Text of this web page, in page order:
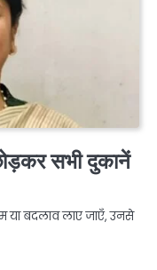
सभी दुकानें
या बदलाव लाए जाएँ, उनसे